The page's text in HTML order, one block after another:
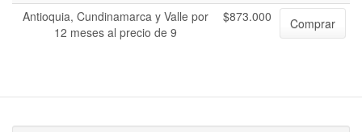
Antioquia, Cundinamarca y Valle por
12 meses al precio de 9
$873.000 Comprar